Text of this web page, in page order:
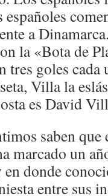
a
la «Bota de
goles cada
Villa la
es David
saben
marcado un
donde
entre sus